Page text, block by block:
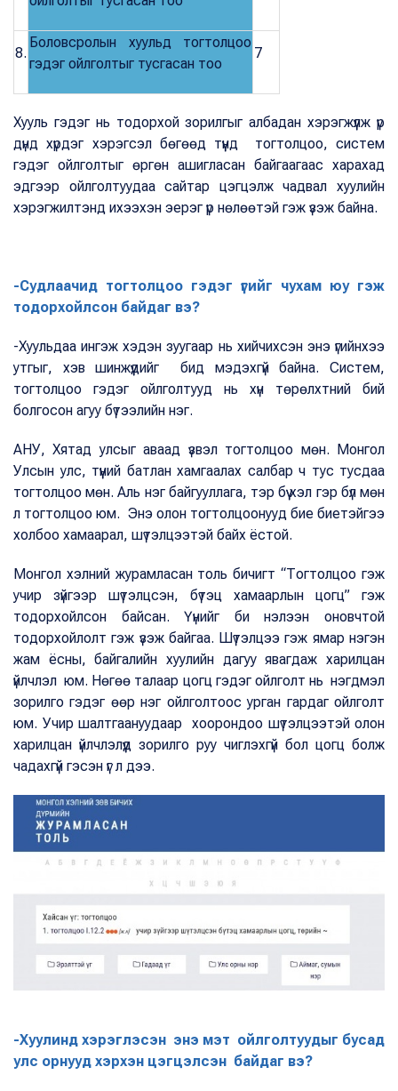
8.
Боловсролын хуульд тогтолцоо
гэдэг ойлголтыг тусгасан тоо
7
Хууль гэдэг нь тодорхой зорилгыг албадан хэрэгжүүлж үр
дүнд хүрдэг хэрэгсэл бөгөөд түүнд тогтолцоо, систем
гэдэг ойлголтыг өргөн ашигласан байгаагаас харахад
эдгээр ойлголтуудаа сайтар цэгцэлж чадвал хуулийн
хэрэгжилтэнд ихээхэн эерэг үр нөлөөтэй гэж үзэж байна.
-Судлаачид тогтолцоо гэдэг үгийг чухам юу гэж
тодорхойлсон байдаг вэ?
-Хуульдаа ингэж хэдэн зуугаар нь хийчихсэн энэ үгийнхээ
утгыг, хэв шинжүүдийг бид мэдэхгүй байна. Систем,
тогтолцоо гэдэг ойлголтууд нь хүн төрөлхтний бий
болгосон агуу бүтээлийн нэг.
АНУ, Хятад улсыг аваад үзвэл тогтолцоо мөн. Монгол
Улсын улс, түүний батлан хамгаалах салбар ч тус тусдаа
тогтолцоо мөн. Аль нэг байгууллага, тэр бүү хэл гэр бүл мөн
л тогтолцоо юм. Энэ олон тогтолцоонууд бие биетэйгээ
холбоо хамаарал, шүтэлцээтэй байх ёстой.
Монгол хэлний журамласан толь бичигт “Тогтолцоо гэж
учир зүйгээр шүтэлцсэн, бүтэц хамаарлын цогц” гэж
тодорхойлсон байсан. Үүнийг би нэлээн оновчтой
тодорхойлолт гэж үзэж байгаа. Шүтэлцээ гэж ямар нэгэн
жам ёсны, байгалийн хуулийн дагуу явагдаж харилцан
үйлчлэл юм. Нөгөө талаар цогц гэдэг ойлголт нь нэгдмэл
зорилго гэдэг өөр нэг ойлголтоос урган гардаг ойлголт
юм. Учир шалтгаануудаар хоорондоо шүтэлцээтэй олон
харилцан үйлчлэлүүд зорилго руу чиглэхгүй бол цогц болж
чадахгүй гэсэн үг л дээ.
-Хуулинд хэрэглэсэн энэ мэт ойлголтуудыг бусад
улс орнууд хэрхэн цэгцэлсэн байдаг вэ?